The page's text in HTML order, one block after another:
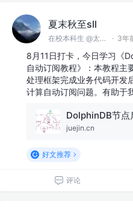
夏末秋至sll
在校本科生 @太原理工大学 · 3年
8月11日打卡，今日学习《
自动订阅教程》：本教程主
处理框架完成业务代码开发
计算自动订阅问题。有助于
juejin.cn
好文推荐
评论